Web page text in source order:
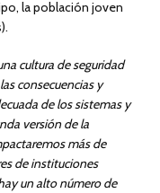
la población joven
cultura de seguridad
consecuencias y
de los sistemas y
versión de la
más de
de instituciones
un alto número de